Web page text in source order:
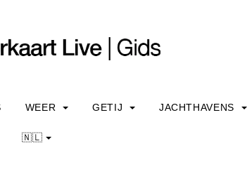
WEER GETIJ JACHTHAVENS
🇳🇱